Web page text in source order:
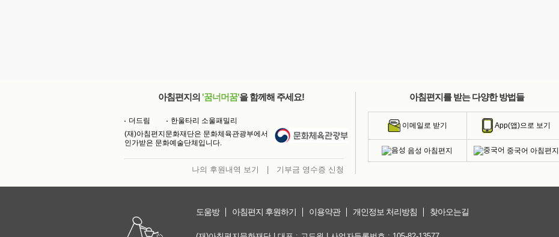
아침편지의 '꿈너머꿈'을 함께해 주세요!
더드림
한울타리 소울패밀리
(재)아침편지문화재단은 문화체육관광부에서
인가받은 문화예술단체입니다.
나의 후원내역 보기 기부금 영수증 신청
아침편지를 받는 다양한 방법들
이메일로 받기 App(앱)으로 보기
음성 아침편지 중국어 아침편지
도움방 아침편지 후원하기 이용약관 개인정보 처리방침 찾아오는길